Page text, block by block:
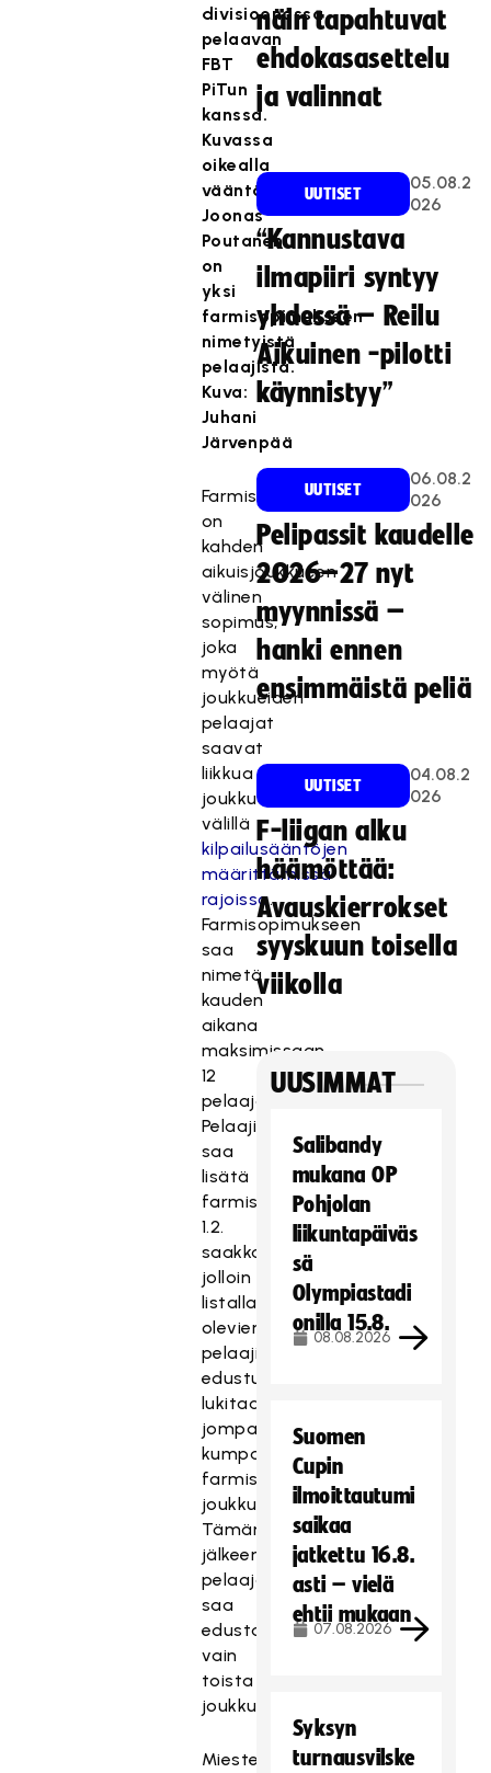
divisioonassa
pelaavan
FBT
PiTun
kanssa.
Kuvassa
oikealla
vääntävä
Joonas
Poutanen
on
yksi
farmisopimukseen
nimetyistä
pelaajista.
Kuva:
Juhani
Järvenpää
Farmisopimus
on
kahden
aikuisjoukkueen
välinen
sopimus,
joka
myötä
joukkueiden
pelaajat
saavat
liikkua
joukkueiden
välillä
kilpailusääntöjen
määrittämissä
rajoissa.
Farmisopimukseen
saa
nimetä
kauden
aikana
maksimissaan
12
pelaajaa.
Pelaajia
saa
lisätä
farmisopimukseen
1.2.
saakka,
jolloin
listalla
olevien
pelaajien
edustusoikeus
lukitaan
jompaan
kumpaan
farmisopimuksen
joukkueista.
Tämän
jälkeen
pelaaja
saa
edustaa
vain
toista
joukkueista.
Miesten
näin tapahtuvat
ehdokasasettelu
ja valinnat
UUTISET
05.08.2
026
“Kannustava
ilmapiiri syntyy
yhdessä – Reilu
Aikuinen -pilotti
käynnistyy”
UUTISET
06.08.2
026
Pelipassit kaudelle
2026–27 nyt
myynnissä –
hanki ennen
ensimmäistä peliä
UUTISET
04.08.2
026
F-liigan alku
häämöttää:
Avauskierrokset
syyskuun toisella
viikolla
UUSIMMAT
Salibandy
mukana OP
Pohjolan
liikuntapäiväs
sä
Olympiastadi
onilla 15.8.
08.08.2026
Suomen
Cupin
ilmoittautumi
saikaa
jatkettu 16.8.
asti – vielä
ehtii mukaan
07.08.2026
Syksyn
turnausvilske